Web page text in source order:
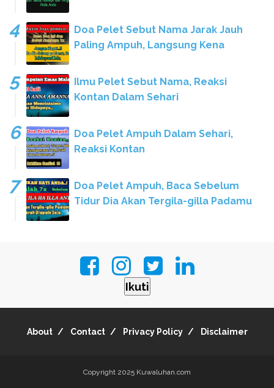
Doa Pelet Sebut Nama Jarak Jauh
Paling Ampuh, Langsung Kena
Ilmu Pelet Sebut Nama, Reaksi
Kontan Dalam Sehari
Doa Pelet Ampuh Dalam Sehari,
Reaksi Kontan
Doa Pelet Ampuh, Baca Sebelum
Tidur Dia Akan Tergila-gilla Padamu
Ikuti
About Contact Privacy Policy Disclaimer
Copyright 2025 Kuwaluhan.com